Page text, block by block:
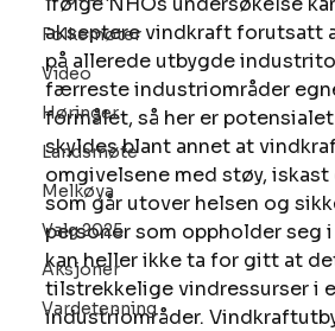
Folkemøter
Video
Høringer
Landsmøte
Melkøya
Valg 2025
Aksjoner
Vardetenning
akseptere vindkraft forutsatt
på allerede utbygde
færreste industriområder
formålet, så her er
skyldes blant annet at
omgivelsene med støy,
som går utover helsen og
personer som oppholder seg
kan heller ikke ta for gitt at
tilstrekkelige vindressurser i
industriområder.